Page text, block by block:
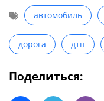
автомобиль
дорога дтп
Поделиться: